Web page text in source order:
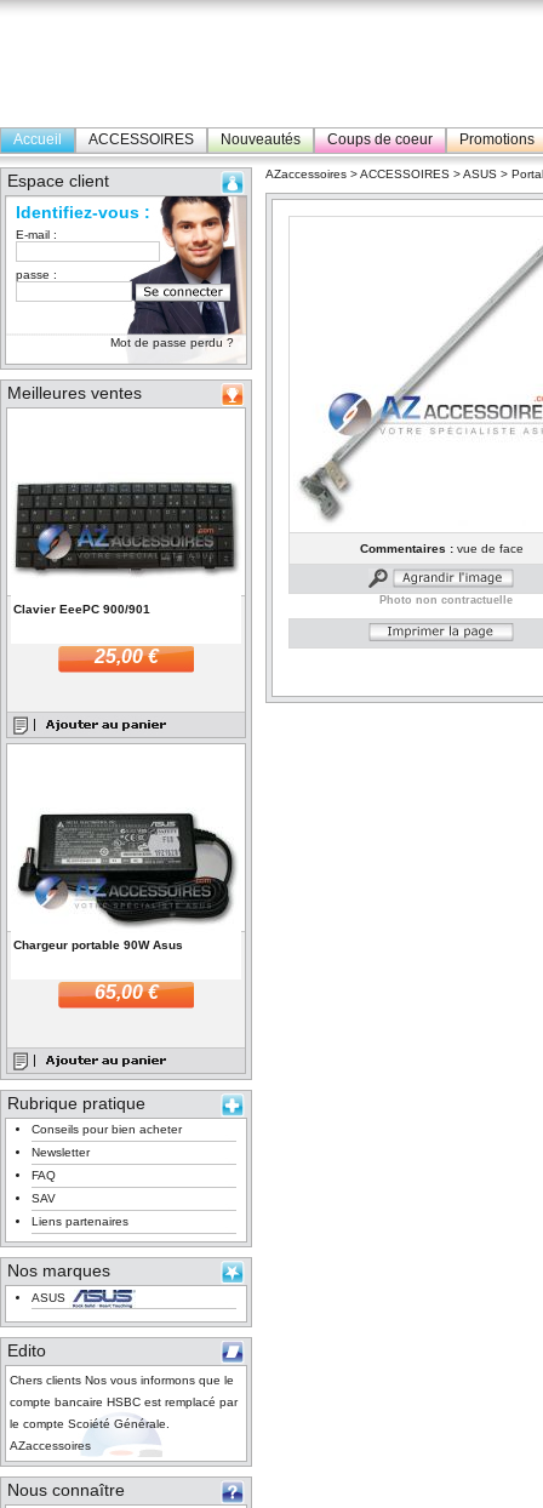
Accueil ACCESSOIRES Nouveautés Coups de coeur Promotions
Espace client
Identifiez-vous :
E-mail :
passe :
Mot de passe perdu ?
Meilleures ventes
Clavier EeePC 900/901
25,00 €
Chargeur portable 90W Asus
65,00 €
Rubrique pratique
Conseils pour bien acheter
Newsletter
FAQ
SAV
Liens partenaires
Nos marques
ASUS
Edito
Chers clients Nos vous informons que le
compte bancaire HSBC est remplacé par
le compte Scoiété Générale.
AZaccessoires
Nous connaître
AZaccessoires >ACCESSOIRES >ASUS >
Commentaires :vue de face
Photo non contractuelle